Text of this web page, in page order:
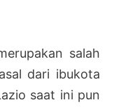
salah
dari ibukota
saat ini pun